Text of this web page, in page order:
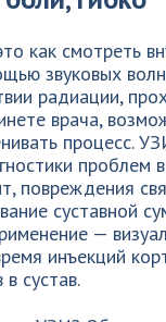
как смотреть
звуковых
радиации,
врача,
процесс.
проблем
повреждения
суставной
—
инъекций
сустав.